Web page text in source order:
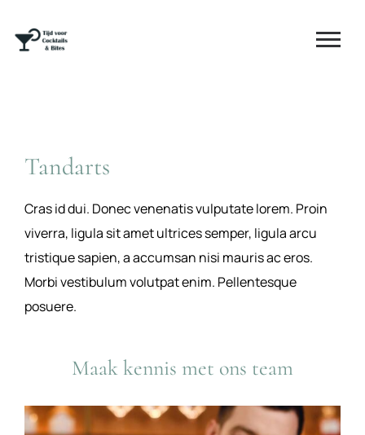
Tandarts
Cras id dui. Donec venenatis vulputate lorem. Proin
viverra, ligula sit amet ultrices semper, ligula arcu
tristique sapien, a accumsan nisi mauris ac eros.
Morbi vestibulum volutpat enim. Pellentesque
posuere.
Maak kennis met ons team